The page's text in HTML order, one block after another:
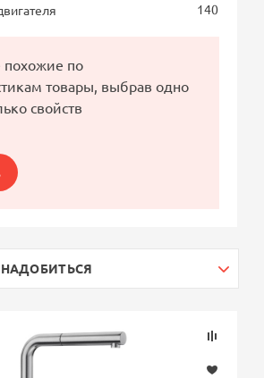
140
похожие по
товары, выбрав одно
свойств